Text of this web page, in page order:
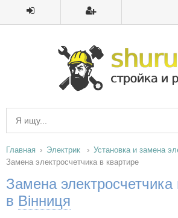
Главная Электрик
Установка и замена
Замена электросчетчика в квартире
Замена электросчетчика
в Вінниця